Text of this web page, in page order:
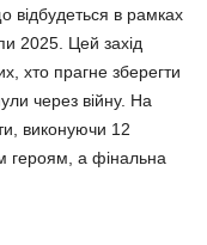
відбудеться в рамках
2025. Цей захід
хто прагне зберегти
через війну. На
виконуючи 12
героям, а фінальна